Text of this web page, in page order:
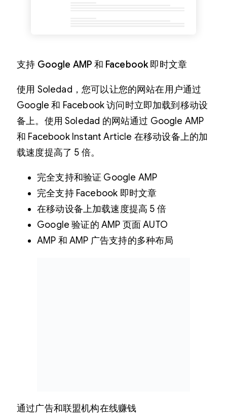
支持 Google AMP 和 Facebook 即时文章
使用 Soledad，您可以让您的网站在用户通过
Google 和 Facebook 访问时立即加载到移动设
备上。使用 Soledad 的网站通过 Google AMP
和 Facebook Instant Article 在移动设备上的加
载速度提高了 5 倍。
完全支持和验证 Google AMP
完全支持 Facebook 即时文章
在移动设备上加载速度提高 5 倍
Google 验证的 AMP 页面 AUTO
AMP 和 AMP 广告支持的多种布局
通过广告和联盟机构在线赚钱